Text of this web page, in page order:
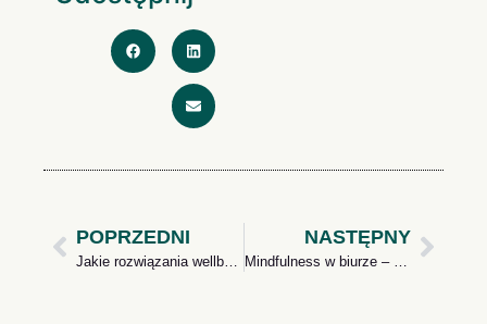
POPRZEDNI NASTĘPNY